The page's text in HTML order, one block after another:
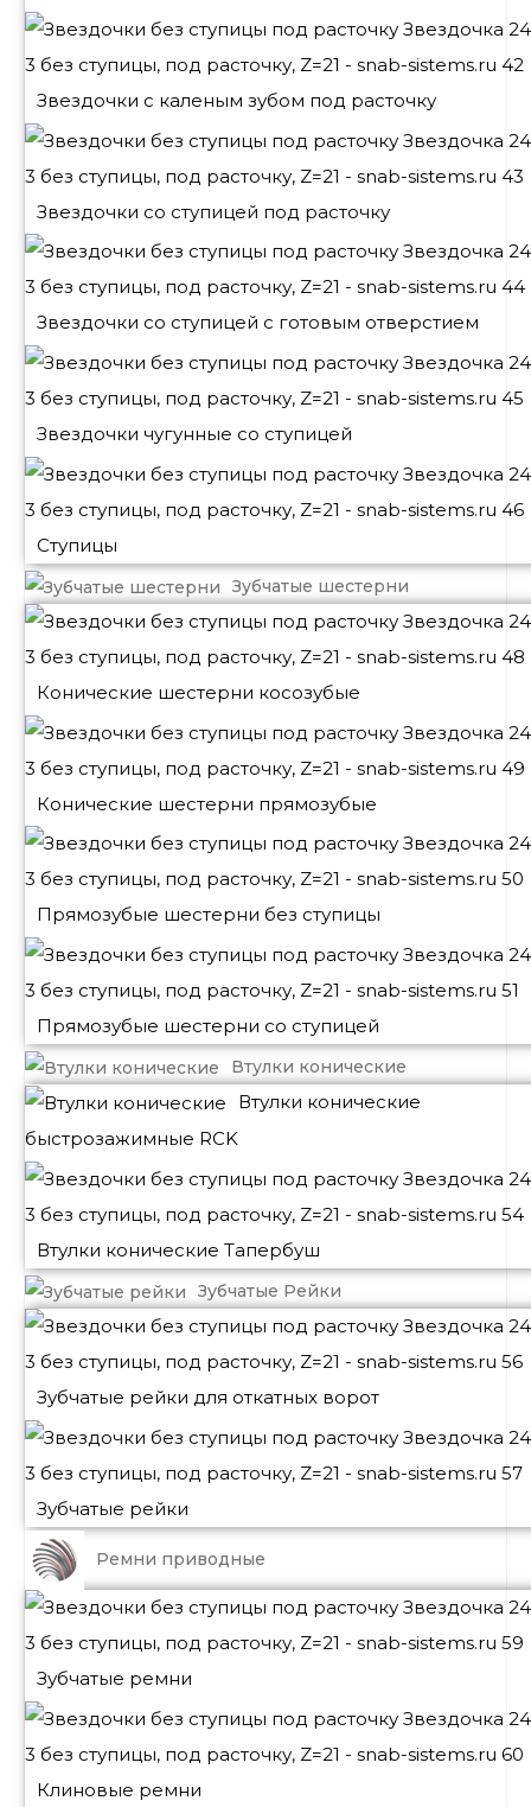
Звездочки с каленым зубом под расточку
Звездочки со ступицей под расточку
Звездочки со ступицей с готовым отверстием
Звездочки чугунные со ступицей
Ступицы
Зубчатые шестерни
Конические шестерни косозубые
Конические шестерни прямозубые
Прямозубые шестерни без ступицы
Прямозубые шестерни со ступицей
Втулки конические
Втулки конические
быстрозажимные RCK
Втулки конические Тапербуш
Зубчатые Рейки
Зубчатые рейки для откатных ворот
Зубчатые рейки
Ремни приводные
Зубчатые ремни
Клиновые ремни